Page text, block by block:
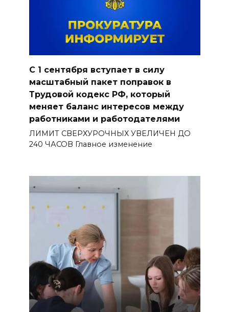
С 1 сентября вступает в силу
масштабный пакет поправок в
Трудовой кодекс РФ, который
меняет баланс интересов между
работниками и работодателями
ЛИМИТ СВЕРХУРОЧНЫХ УВЕЛИЧЕН ДО
240 ЧАСОВ Главное изменение